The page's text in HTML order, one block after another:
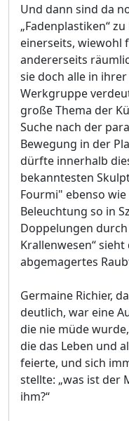
Und dann sind da
„Fadenplastiken“
einerseits, wiewohl
andererseits
sie doch alle in
Werkgruppe
große Thema der
Suche nach der
Bewegung in der
dürfte innerhalb
bekanntesten
Fourmi" ebenso wie
Beleuchtung so in
Doppelungen
Krallenwesen“
abgemagertes
Germaine Richier,
deutlich, war eine
die nie müde
die das Leben und
feierte, und sich
stellte: „was ist der
ihm?“